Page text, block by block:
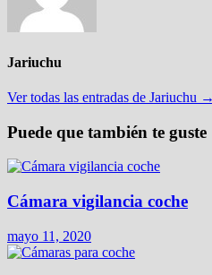
Jariuchu
Ver todas las entradas de Jariuchu →
Puede que también te guste
Cámara vigilancia coche
mayo 11, 2020